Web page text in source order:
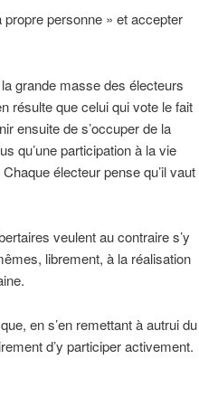
personne » et accepter
grande masse des électeurs
résulte que celui qui vote le fait
ensuite de s’occuper de la
qu’une participation à la vie
électeur pense qu’il vaut
veulent au contraire s’y
librement, à la réalisation
en s’en remettant à autrui du
d’y participer activement.